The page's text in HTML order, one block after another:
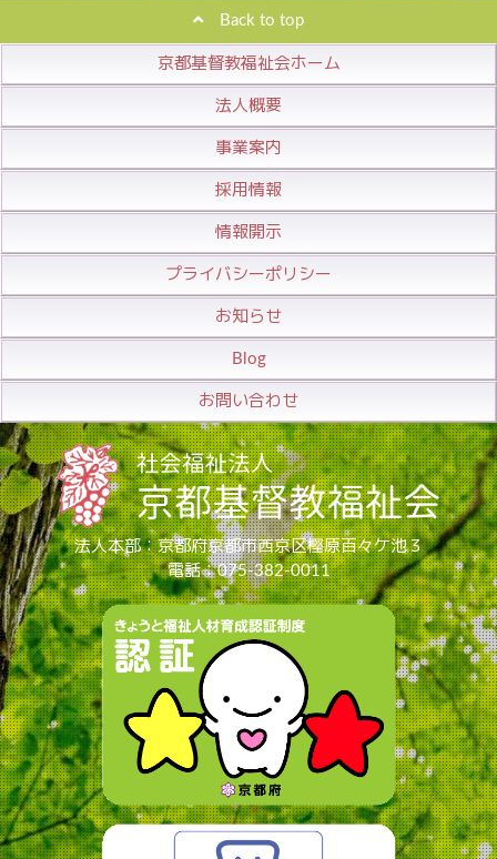
Back to top
京都基督教福祉会ホーム
法人概要
事業案内
採用情報
情報開示
プライバシーポリシー
お知らせ
Blog
お問い合わせ
法人本部：京都府京都市西京区樫原百々ケ池３
電話：075-382-0011